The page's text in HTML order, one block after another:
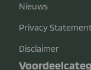
Nieuws
Privacy
Disclaimer